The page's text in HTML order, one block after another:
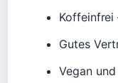
Koffeinfrei
Gutes
Vegan